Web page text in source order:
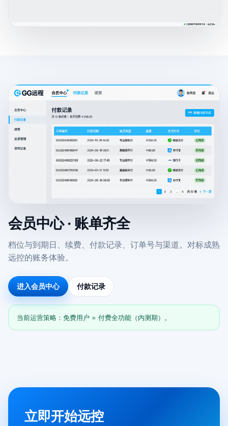
会员中心 · 账单齐全
档位与到期日、续费、付款记录、订单号与渠道。对标成熟
远控的账务体验。
进入会员中心 付款记录
当前运营策略：免费用户 = 付费全功能（内测期）。
立即开始远控